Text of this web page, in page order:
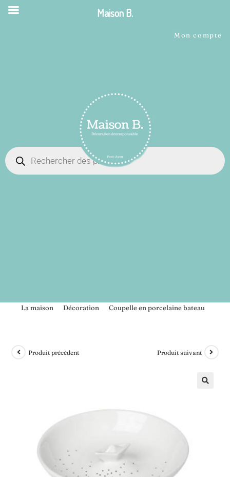
Mon compte
La maison Décoration Coupelle en porcelaine bateau
Produit précédent Produit suivant
Maison B.